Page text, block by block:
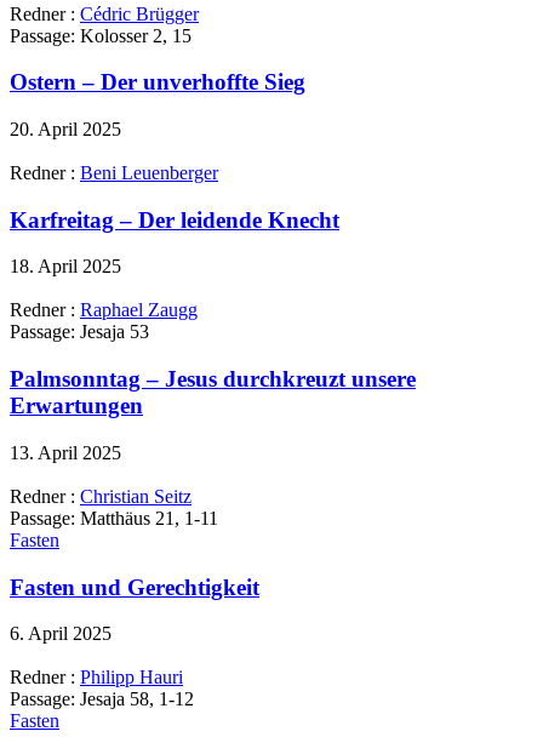
Redner : Cédric Brügger
Passage: Kolosser 2, 15
Ostern – Der unverhoffte Sieg
20. April 2025
Redner : Beni Leuenberger
Karfreitag – Der leidende Knecht
18. April 2025
Redner : Raphael Zaugg
Passage: Jesaja 53
Palmsonntag – Jesus durchkreuzt unsere
Erwartungen
13. April 2025
Redner : Christian Seitz
Passage: Matthäus 21, 1-11
Fasten
Fasten und Gerechtigkeit
6. April 2025
Redner : Philipp Hauri
Passage: Jesaja 58, 1-12
Fasten